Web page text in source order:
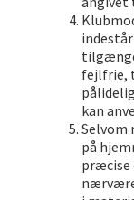
fejlfrie,
kan
Selvom
på
præcise